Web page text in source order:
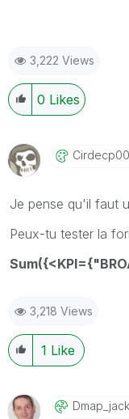
3,222 Views
0 Likes
Je pense qu'il faut
Peux-tu tester la
3,218 Views
1 Like